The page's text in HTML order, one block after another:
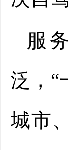
服
泛，“
城市